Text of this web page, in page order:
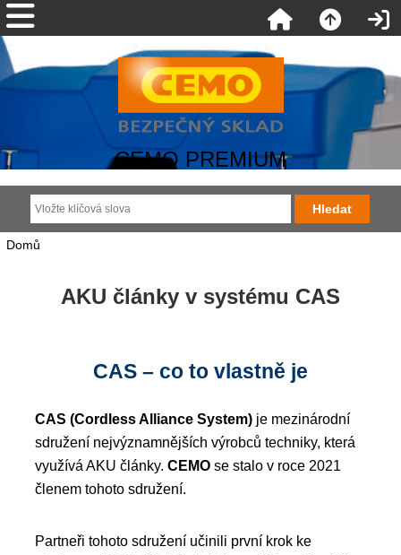
CEMO PREMIUM
Domů
AKU články v systému CAS
CAS – co to vlastně je
CAS (Cordless Alliance System) je mezinárodní
sdružení nejvýznamnějších výrobců techniky, která
využívá AKU články.CEMO se stalo v roce 2021
členem tohoto sdružení.
Partneři tohoto sdružení učinili první krok ke